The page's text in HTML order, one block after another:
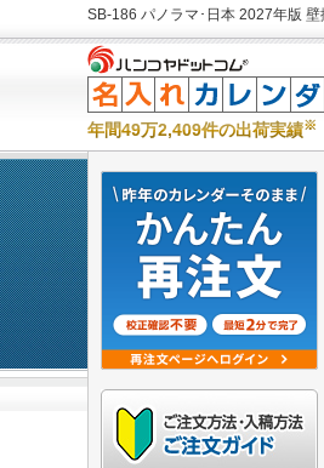
SB-186 パノラマ･日本 2027年版
年間49万2,409件の出荷実績※